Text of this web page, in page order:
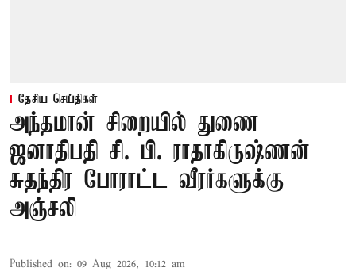
தேசிய செய்திகள்
அந்தமான் சிறையில் துணை
ஜனாதிபதி சி. பி. ராதாகிருஷ்ணன்
சுதந்திர போராட்ட வீரர்களுக்கு
அஞ்சலி
Published on: 09 Aug 2026, 10:12 am